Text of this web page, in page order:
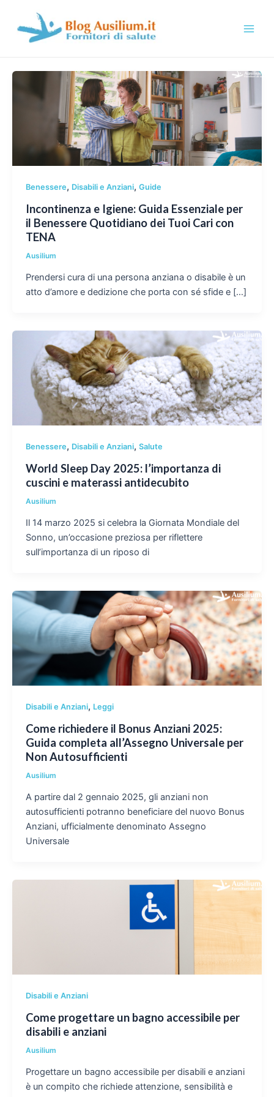
contenuto
M
e
u
Benessere, Disabili e Anziani, Guide
Incontinenza e Igiene: Guida Essenziale per
il Benessere Quotidiano dei Tuoi Cari con
TENA
Ausilium
Prendersi cura di una persona anziana o disabile è un
atto d’amore e dedizione che porta con sé sfide e […]
Benessere, Disabili e Anziani, Salute
World Sleep Day 2025: l’importanza di
cuscini e materassi antidecubito
Ausilium
Il 14 marzo 2025 si celebra la Giornata Mondiale del
Sonno, un’occasione preziosa per riflettere
sull’importanza di un riposo di
Disabili e Anziani, Leggi
Come richiedere il Bonus Anziani 2025:
Guida completa all’Assegno Universale per
Non Autosufficienti
Ausilium
A partire dal 2 gennaio 2025, gli anziani non
autosufficienti potranno beneficiare del nuovo Bonus
Anziani, ufficialmente denominato Assegno
Universale
Disabili e Anziani
Come progettare un bagno accessibile per
disabili e anziani
Ausilium
Progettare un bagno accessibile per disabili e anziani
è un compito che richiede attenzione, sensibilità e